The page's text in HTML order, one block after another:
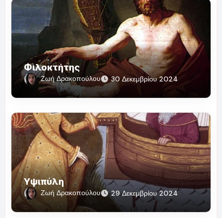
Φιλοκτήτης
Ζωή Δρακοπούλου 30 Δεκεμβρίου 2024
Υψιπύλη
Ζωή Δρακοπούλου 29 Δεκεμβρίου 2024